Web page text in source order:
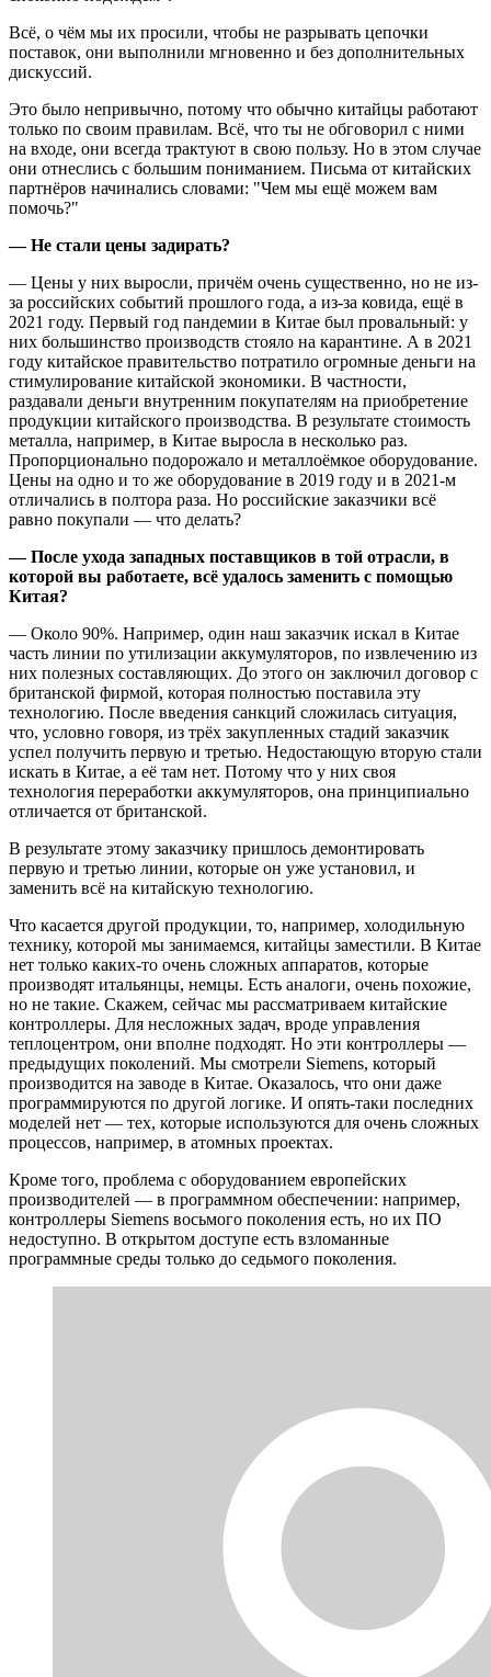
Всё, о чём мы их просили, чтобы не разрывать цепочки
поставок, они выполнили мгновенно и без дополнительных
дискуссий.
Это было непривычно, потому что обычно китайцы работают
только по своим правилам. Всё, что ты не обговорил с ними
на входе, они всегда трактуют в свою пользу. Но в этом случае
они отнеслись с большим пониманием. Письма от китайских
партнёров начинались словами: "Чем мы ещё можем вам
помочь?"
— Не стали цены задирать?
— Цены у них выросли, причём очень существенно, но не из-
за российских событий прошлого года, а из-за ковида, ещё в
2021 году. Первый год пандемии в Китае был провальный: у
них большинство производств стояло на карантине. А в 2021
году китайское правительство потратило огромные деньги на
стимулирование китайской экономики. В частности,
раздавали деньги внутренним покупателям на приобретение
продукции китайского производства. В результате стоимость
металла, например, в Китае выросла в несколько раз.
Пропорционально подорожало и металлоёмкое оборудование.
Цены на одно и то же оборудование в 2019 году и в 2021-м
отличались в полтора раза. Но российские заказчики всё
равно покупали — что делать?
— После ухода западных поставщиков в той отрасли, в
которой вы работаете, всё удалось заменить с помощью
Китая?
— Около 90%. Например, один наш заказчик искал в Китае
часть линии по утилизации аккумуляторов, по извлечению из
них полезных составляющих. До этого он заключил договор с
британской фирмой, которая полностью поставила эту
технологию. После введения санкций сложилась ситуация,
что, условно говоря, из трёх закупленных стадий заказчик
успел получить первую и третью. Недостающую вторую стали
искать в Китае, а её там нет. Потому что у них своя
технология переработки аккумуляторов, она принципиально
отличается от британской.
В результате этому заказчику пришлось демонтировать
первую и третью линии, которые он уже установил, и
заменить всё на китайскую технологию.
Что касается другой продукции, то, например, холодильную
технику, которой мы занимаемся, китайцы заместили. В Китае
нет только каких-то очень сложных аппаратов, которые
производят итальянцы, немцы. Есть аналоги, очень похожие,
но не такие. Скажем, сейчас мы рассматриваем китайские
контроллеры. Для несложных задач, вроде управления
теплоцентром, они вполне подходят. Но эти контроллеры —
предыдущих поколений. Мы смотрели Siemens, который
производится на заводе в Китае. Оказалось, что они даже
программируются по другой логике. И опять-таки последних
моделей нет — тех, которые используются для очень сложных
процессов, например, в атомных проектах.
Кроме того, проблема с оборудованием европейских
производителей — в программном обеспечении: например,
контроллеры Siemens восьмого поколения есть, но их ПО
недоступно. В открытом доступе есть взломанные
программные среды только до седьмого поколения.